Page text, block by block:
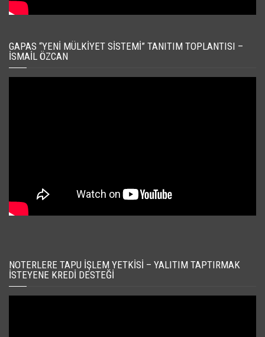
GAPAS “YENI MÜLKIYET SISTEMI” TANITIM TOPLANTISI –
İSMAIL ÖZCAN
NOTERLERE TAPU İŞLEM YETKISI – YALITIM TAPTIRMAK
İSTEYENE KREDI DESTEĞI